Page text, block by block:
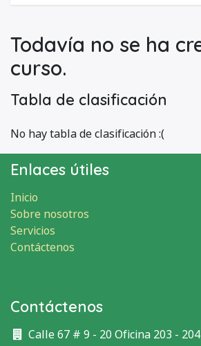
Tabla de clasificación
No hay tabla de clasificación :(
Todavía no se ha
curso.
Enlaces útiles
Inicio
Sobre nosotros
Servicios
Contáctenos
Contáctenos
Calle 67 # 9 - 20 Oficina 203 - 204